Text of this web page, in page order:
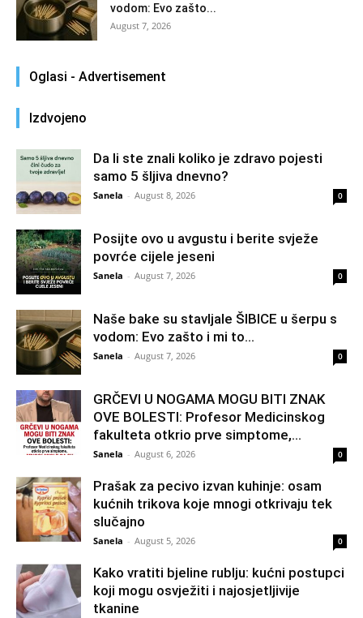
vodom: Evo zašto...
August 7, 2026
Oglasi - Advertisement
Izdvojeno
Da li ste znali koliko je zdravo pojesti
samo 5 šljiva dnevno?
Sanela - August 8, 2026 0
Posijte ovo u avgustu i berite svježe
povrće cijele jeseni
Sanela - August 7, 2026 0
Naše bake su stavljale ŠIBICE u šerpu s
vodom: Evo zašto i mi to...
Sanela - August 7, 2026 0
GRČEVI U NOGAMA MOGU BITI ZNAK
OVE BOLESTI: Profesor Medicinskog
fakulteta otkrio prve simptome,...
Sanela - August 6, 2026 0
Prašak za pecivo izvan kuhinje: osam
kućnih trikova koje mnogi otkrivaju tek
slučajno
Sanela - August 5, 2026 0
Kako vratiti bjeline rublju: kućni postupci
koji mogu osvježiti i najosjetljivije
tkanine